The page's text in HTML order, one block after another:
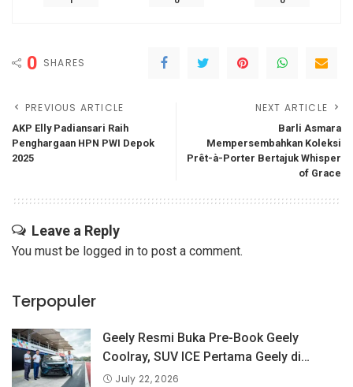
0 SHARES
PREVIOUS ARTICLE
AKP Elly Padiansari Raih
Penghargaan HPN PWI Depok
2025
NEXT ARTICLE
Barli Asmara
Mempersembahkan Koleksi
Prêt-à-Porter Bertajuk Whisper
of Grace
Leave a Reply
You must be logged in to post a comment.
Terpopuler
Geely Resmi Buka Pre-Book Geely
Coolray, SUV ICE Pertama Geely di
Indonesia yang Dipercaya Lebih dari 1,3
July 22, 2026